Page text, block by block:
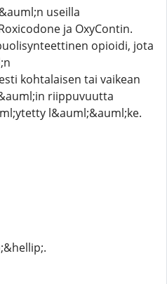
useilla
ja OxyContin.
opioidi, jota
kohtalaisen tai vaikean
riippuvuutta
l&auml;&auml;ke.